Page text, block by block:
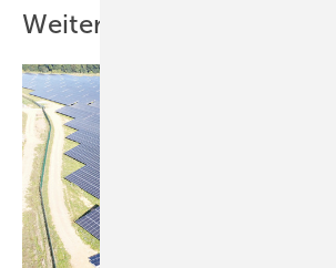
Weitere Inhalte